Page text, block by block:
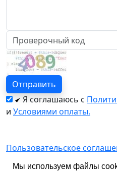
Я соглашаюсь с
и Условиями оплаты.
Пользовательское
Политика
Мы используем файлы